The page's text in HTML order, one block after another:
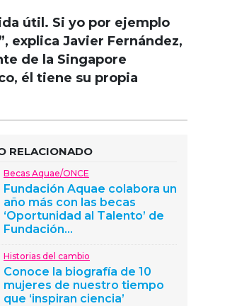
útil. Si yo por ejemplo
explica Javier Fernández,
de la Singapore
él tiene su propia
RELACIONADO
Becas Aquae/ONCE
Fundación Aquae colabora un
año más con las becas
‘Oportunidad al Talento’ de
Fundación...
Historias del cambio
Conoce la biografía de 10
mujeres de nuestro tiempo
que ‘inspiran ciencia’